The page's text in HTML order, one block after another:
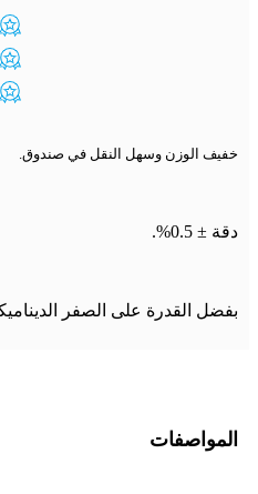
خفيف الوزن وسهل النقل في صندوق.
دقة ± 0.5%.
بفضل القدرة على الصفر
المواصفات